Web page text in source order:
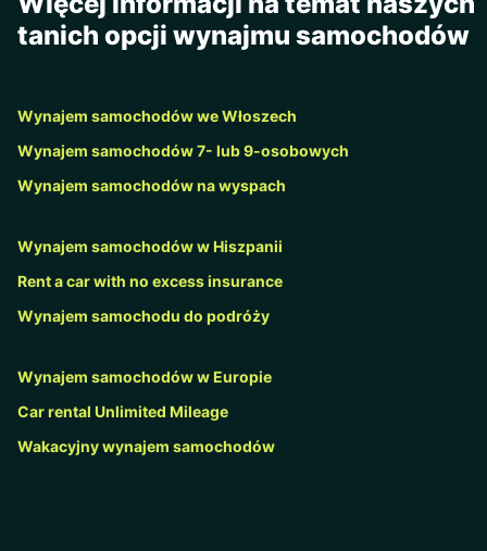
tanich opcji wynajmu samochodów
Wynajem samochodów we Włoszech
Wynajem samochodów 7- lub 9-osobowych
Wynajem samochodów na wyspach
Wynajem samochodów w Hiszpanii
Rent a car with no excess insurance
Wynajem samochodu do podróży
Wynajem samochodów w Europie
Car rental Unlimited Mileage
Wakacyjny wynajem samochodów